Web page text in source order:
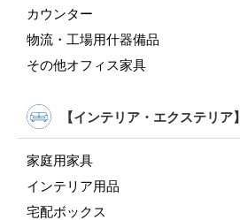
カウンター
物流・工場用什器備品
その他オフィス家具
【インテリア・エクステリア】
家庭用家具
インテリア用品
宅配ボックス